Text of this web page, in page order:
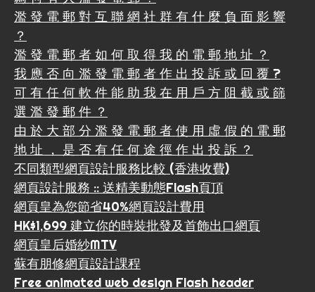
濫 發 電 郵 對 互 聯 網 社 群 有 什 麼 負 面 影 響
？
濫 發 電 郵 者 如 何 取 得 我 的 電 郵 地 址 ？
我 應 否 向 濫 發 電 郵 者 作 出 投 訴 或 回 覆 ?
可 有 任 何 軟 件 能 助 我 在 用 戶 方 阻 截 或 篩
選 濫 發 郵 件 ？
由 於 大 部 分 濫 發 電 郵 者 使 用 虛 假 的 電 郵
地 址 ， 是 否 有 任 何 途 徑 作 出 投 訴 ？
不同類型網頁設計服務比較 (香港收費)
網頁設計服務 :: 送精美動態Flash頁頂
網頁皇為您節省40%網頁設計費用
HK$1,699 建立你的時裝批發及首飾出口網頁
網頁皇后婚紗MTV
蘇有朋修網頁設計課程
Free animated web design Flash header